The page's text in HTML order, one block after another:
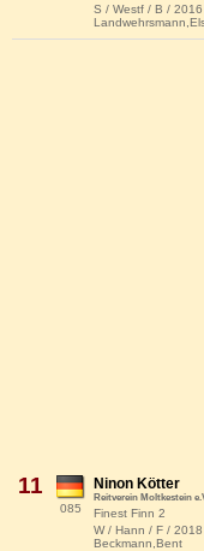
S / Westf / B /
11
085
Ninon Kötter
Reitverein Moltkestein
Finest Finn 2
W / Hann / F /
Beckmann,Bent